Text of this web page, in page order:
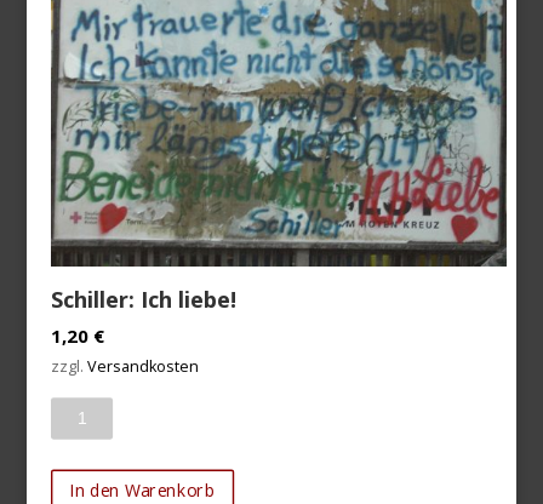
Schiller: Ich liebe!
1,20 €
zzgl.Versandkosten
In den Warenkorb